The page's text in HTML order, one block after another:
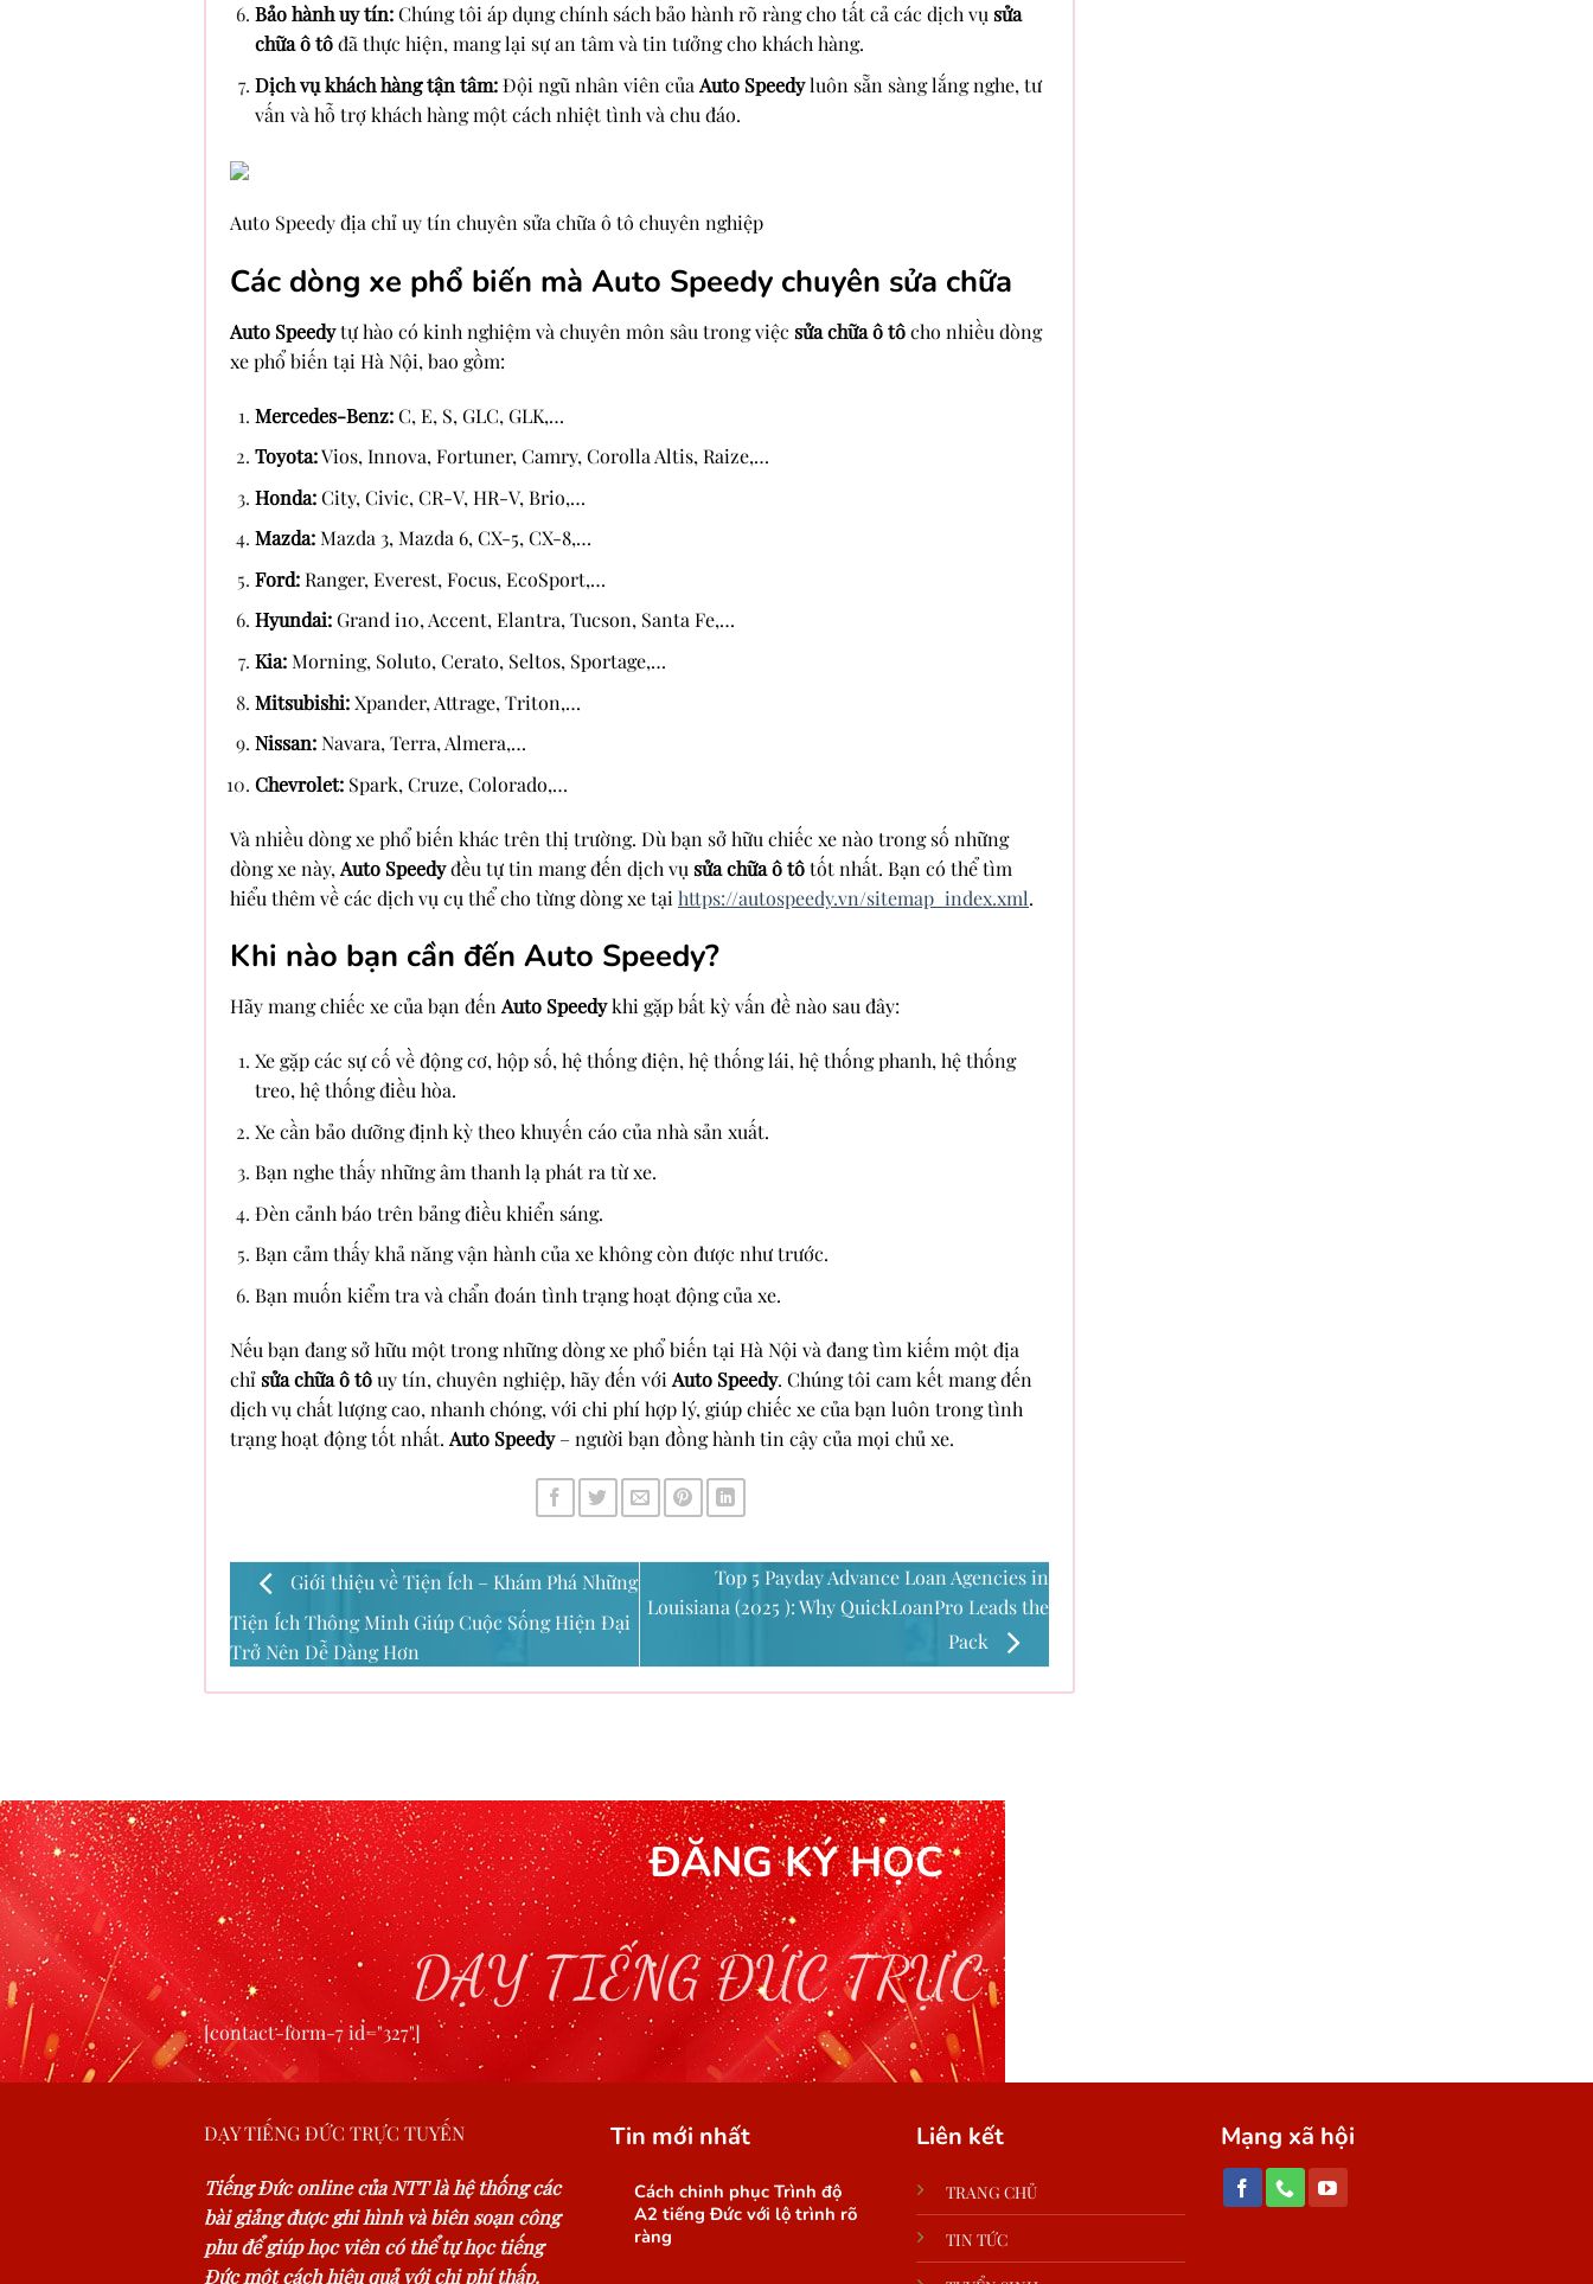
Bảo hành uy tín:Chúng tôi áp dụng chính sách bảo hành rõ ràng cho tất cả các dịch vụ sửa
chữa ô tôđã thực hiện, mang lại sự an tâm và tin tưởng cho khách hàng.
Dịch vụ khách hàng tận tâm:Đội ngũ nhân viên của Auto Speedyluôn sẵn sàng lắng nghe, tư
vấn và hỗ trợ khách hàng một cách nhiệt tình và chu đáo.
Auto Speedy địa chỉ uy tín chuyên sửa chữa ô tô chuyên nghiệp
Các dòng xe phổ biến mà Auto Speedy chuyên sửa chữa
Auto Speedytự hào có kinh nghiệm và chuyên môn sâu trong việc sửa chữa ô tôcho nhiều dòng
xe phổ biến tại Hà Nội, bao gồm:
Mercedes-Benz:C, E, S, GLC, GLK,…
Toyota:Vios, Innova, Fortuner, Camry, Corolla Altis, Raize,…
Honda:City, Civic, CR-V, HR-V, Brio,…
Mazda:Mazda 3, Mazda 6, CX-5, CX-8,…
Ford:Ranger, Everest, Focus, EcoSport,…
Hyundai:Grand i10, Accent, Elantra, Tucson, Santa Fe,…
Kia:Morning, Soluto, Cerato, Seltos, Sportage,…
Mitsubishi:Xpander, Attrage, Triton,…
Nissan:Navara, Terra, Almera,…
Chevrolet:Spark, Cruze, Colorado,…
Và nhiều dòng xe phổ biến khác trên thị trường. Dù bạn sở hữu chiếc xe nào trong số những
dòng xe này, Auto Speedyđều tự tin mang đến dịch vụ sửa chữa ô tôtốt nhất. Bạn có thể tìm
hiểu thêm về các dịch vụ cụ thể cho từng dòng xe tại https://autospeedy.vn/sitemap_index.xml.
Khi nào bạn cần đến Auto Speedy?
Hãy mang chiếc xe của bạn đếnAuto Speedykhi gặp bất kỳ vấn đề nào sau đây:
Xe gặp các sự cố về động cơ, hộp số, hệ thống điện, hệ thống lái, hệ thống phanh, hệ thống
treo, hệ thống điều hòa.
Xe cần bảo dưỡng định kỳ theo khuyến cáo của nhà sản xuất.
Bạn nghe thấy những âm thanh lạ phát ra từ xe.
Đèn cảnh báo trên bảng điều khiển sáng.
Bạn cảm thấy khả năng vận hành của xe không còn được như trước.
Bạn muốn kiểm tra và chẩn đoán tình trạng hoạt động của xe.
Nếu bạn đang sở hữu một trong những dòng xe phổ biến tại Hà Nội và đang tìm kiếm một địa
chỉ sửa chữa ô tôuy tín, chuyên nghiệp, hãy đến với Auto Speedy. Chúng tôi cam kết mang đến
dịch vụ chất lượng cao, nhanh chóng, với chi phí hợp lý, giúp chiếc xe của bạn luôn trong tình
trạng hoạt động tốt nhất. Auto Speedy– người bạn đồng hành tin cậy của mọi chủ xe.
Giới thiệu về Tiện Ích – Khám Phá Những
Tiện Ích Thông Minh Giúp Cuộc Sống Hiện Đại
Trở Nên Dễ Dàng Hơn
Top 5 Payday Advance Loan Agencies in
Louisiana (2025 ): Why QuickLoanPro Leads the
Pack
ĐĂNG KÝ HỌC
DẠY TIẾNG ĐỨC TRỰC TUYẾN
[contact-form-7 id="327"]
DẠY TIẾNG ĐỨC TRỰC TUYẾN
Tiếng Đức online của NTT là hệ thống các
bài giảng được ghi hình và biên soạn công
phu để giúp học viên có thể tự học tiếng
Đức một cách hiệu quả với chi phí thấp.
Tin mới nhất
Cách chinh phục Trình độ
A2 tiếng Đức với lộ trình rõ
ràng
Liên kết
TRANG CHỦ
TIN TỨC
Mạng xã hội